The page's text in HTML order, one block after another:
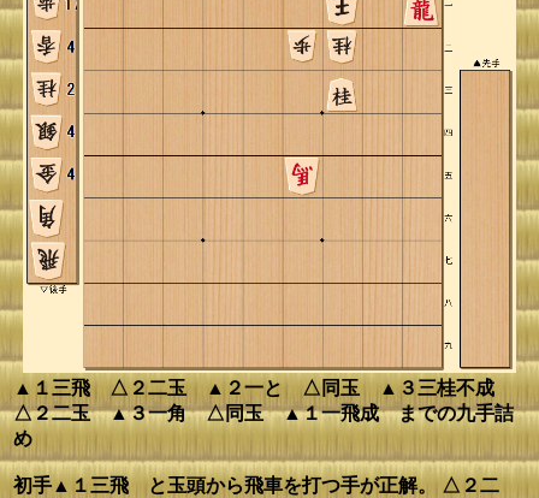
▲１三飛 △２二玉 ▲２一と △同玉 ▲３三桂不成
△２二玉 ▲３一角 △同玉 ▲１一飛成 までの九手詰
め
初手▲１三飛 と玉頭から飛車を打つ手が正解。 △２二